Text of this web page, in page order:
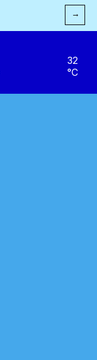
→
32
°C